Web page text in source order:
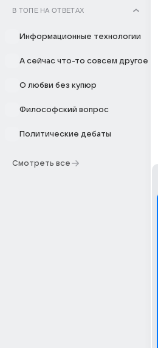
В ТОПЕ НА ОТВЕТАХ
Информационные технологии
А сейчас что-то совсем другое
О любви без купюр
Философский вопрос
Политические дебаты
Смотреть все